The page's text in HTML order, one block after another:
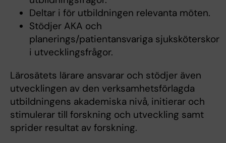
Deltar i för utbildningen relevanta möten.
Stödjer AKA och
planerings/patientansvariga sjuksköterskor
i utvecklingsfrågor.
Lärosätets lärare ansvarar och stödjer även
utvecklingen av den verksamhetsförlagda
utbildningens akademiska nivå, initierar och
stimulerar till forskning och utveckling samt
sprider resultat av forskning.